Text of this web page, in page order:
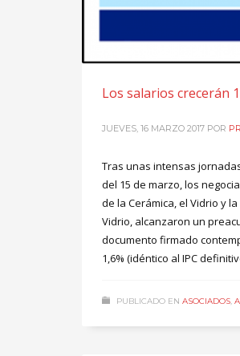
Los salarios crecerán
JUEVES, 16 MARZO 2017 POR
Tras unas intensas
del 15 de marzo, los
de la Cerámica, el Vidrio y
Vidrio, alcanzaron un
documento firmado
1,6% (idéntico al IPC
PUBLICADO EN ASOCIADOS,